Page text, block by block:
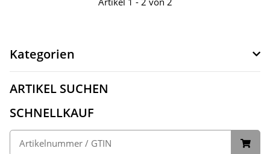
Kategorien
ARTIKEL SUCHEN
SCHNELLKAUF